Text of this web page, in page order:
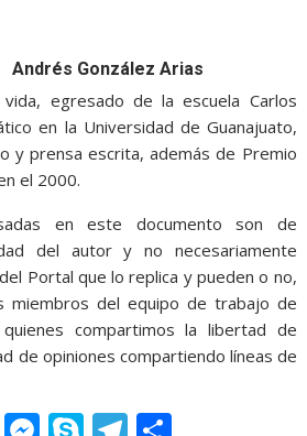
Andrés González Arias
egresado de la escuela Carlos
en la Universidad de Guanajuato,
y prensa escrita, además de Premio
el 2000.
en este documento son de
del autor y no necesariamente
Portal que lo replica y pueden o no,
miembros del equipo de trabajo de
compartimos la libertad de
de opiniones compartiendo líneas de